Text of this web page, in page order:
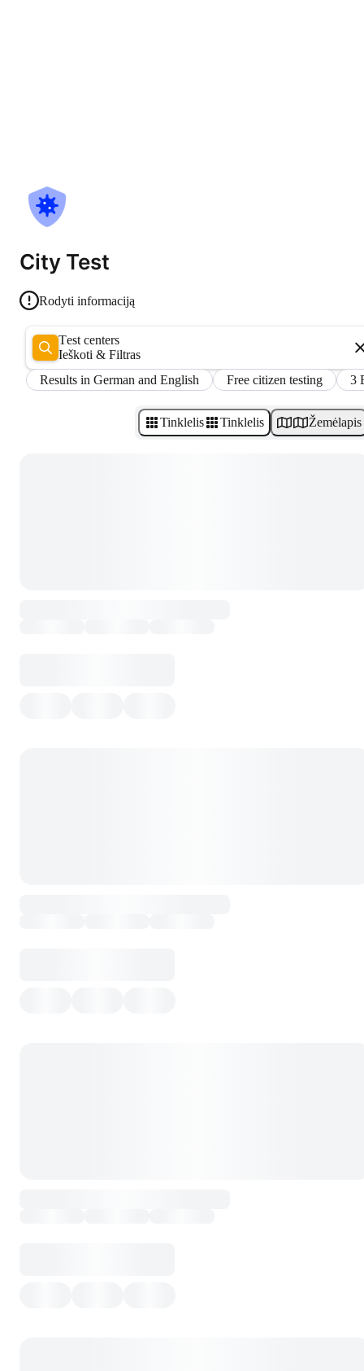
City Test
Rodyti informaciją
Test centers
Ieškoti & Filtras
Results in German and English
Free citizen testing 3
Tinklelis Tinklelis Žemėlapis